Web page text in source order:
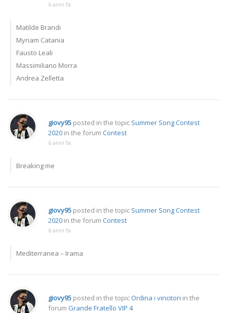
6 anni fa
Matilde Brandi
Myriam Catania
Fausto Leali
Massimiliano Morra
Andrea Zelletta
giovy95 posted in the topic Summer Song Contest
2020 in the forum Contest
6 anni fa
Breaking me
giovy95 posted in the topic Summer Song Contest
2020 in the forum Contest
6 anni fa
Mediterranea – Irama
giovy95 posted in the topic Ordina i vincitori in the
forum Grande Fratello VIP 4